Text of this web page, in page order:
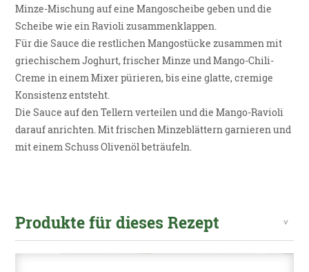
Minze-Mischung auf eine Mangoscheibe geben und die
Scheibe wie ein Ravioli zusammenklappen.
Für die Sauce die restlichen Mangostücke zusammen mit
griechischem Joghurt, frischer Minze und Mango-Chili-
Creme in einem Mixer pürieren, bis eine glatte, cremige
Konsistenz entsteht.
Die Sauce auf den Tellern verteilen und die Mango-Ravioli
darauf anrichten. Mit frischen Minzeblättern garnieren und
mit einem Schuss Olivenöl beträufeln.
Produkte für dieses Rezept